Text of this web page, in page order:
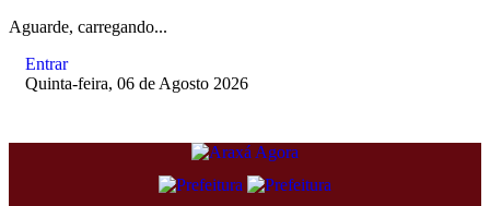
Aguarde, carregando...
Entrar
Quinta-feira, 06 de Agosto 2026